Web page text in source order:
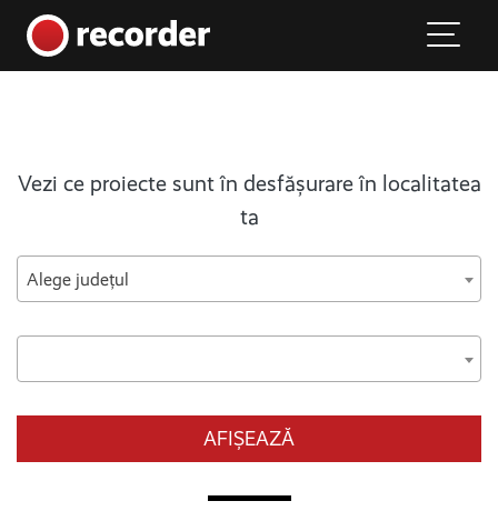
Main Navigation
Vezi ce proiecte sunt în desfășurare în localitatea
ta
Alege județul
AFIȘEAZĂ